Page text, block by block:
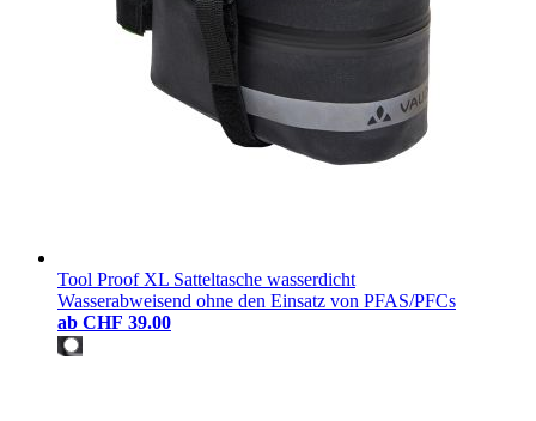
Tool Proof XL Satteltasche wasserdicht
Wasserabweisend ohne den Einsatz von PFAS/PFCs
ab CHF 39.00